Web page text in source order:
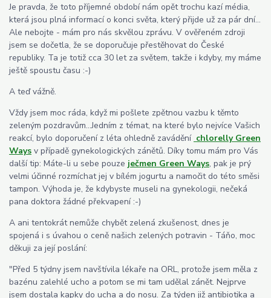
Je pravda, že toto příjemné období nám opět trochu kazí média,
která jsou plná informací o konci světa, který přijde už za pár dní...
Ale nebojte - mám pro nás skvělou zprávu. V ověřeném zdroji
jsem se dočetla, že se doporučuje přestěhovat do České
republiky. Ta je totiž cca 30 let za světem, takže i kdyby, my máme
ještě spoustu času :-)
A teď vážně.
Vždy jsem moc ráda, když mi pošlete zpětnou vazbu k těmto
zeleným pozdravům...Jedním z témat, na které bylo nejvíce Vašich
reakcí, bylo doporučení z léta ohledně zavádění chlorelly Green
Ways v případě gynekologických zánětů. Díky tomu mám pro Vás
další tip: Máte-li u sebe pouze ječmen Green Ways, pak je prý
velmi účinné rozmíchat jej v bílém jogurtu a namočit do této směsi
tampon. Výhoda je, že kdybyste museli na gynekologii, nečeká
pana doktora žádné překvapení :-)
A ani tentokrát nemůže chybět zelená zkušenost, dnes je
spojená i s úvahou o ceně našich zelených potravin - Táňo, moc
děkuji za její poslání:
"Před 5 týdny jsem navštívila lékaře na ORL, protože jsem měla z
bazénu zalehlé ucho a potom se mi tam udělal zánět. Nejprve
jsem dostala kapky do ucha a do nosu. Za týden již antibiotika a